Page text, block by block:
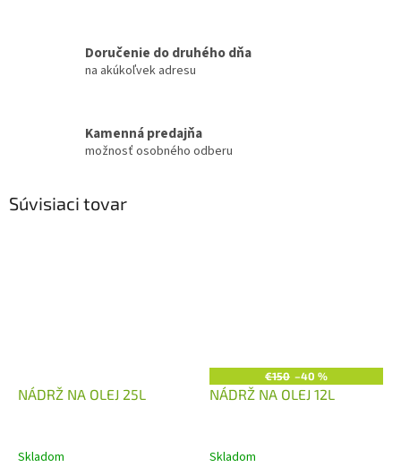
Doručenie do druhého dňa
na akúkoľvek adresu
Kamenná predajňa
možnosť osobného odberu
Súvisiaci tovar
NÁDRŽ NA OLEJ 25L
Skladom
€150 –40 %
NÁDRŽ NA OLEJ 12L
Skladom